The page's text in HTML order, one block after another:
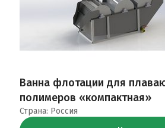
Ванна флотации для
полимеров «компактная»
Страна: Россия